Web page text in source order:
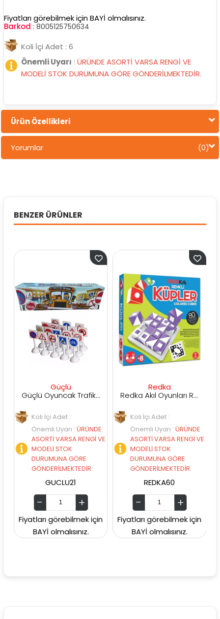
Fiyatları görebilmek için BAYİ olmalısınız.
Barkod : 8005125750634
Koli İçi Adet : 6
Önemli Uyarı : ÜRÜNDE ASORTİ VARSA RENGİ VE
MODELİ STOK DURUMUNA GÖRE GÖNDERİLMEKTEDİR.
Ürün Özellikleri
Yorumlar (0)
BENZER ÜRÜNLER
Güçlü Oyuncak Trafik İşaretleri
Koli İçi Adet :
Önemli Uyarı:ÜRÜNDE
ASORTİ VARSA RENGİ VE
MODELİ STOK
DURUMUNA GÖRE
GÖNDERİLMEKTEDİR.
GUCLU21
görebilmek için
BAYİ olmalısınız.
Redka Akıl Oyunları Renkli Küpler
Koli İçi Adet :
Önemli Uyarı:ÜRÜNDE
ASORTİ VARSA RENGİ VE
MODELİ STOK
DURUMUNA GÖRE
GÖNDERİLMEKTEDİR.
REDKA60
Fiyatları görebilmek için
BAYİ olmalısınız.